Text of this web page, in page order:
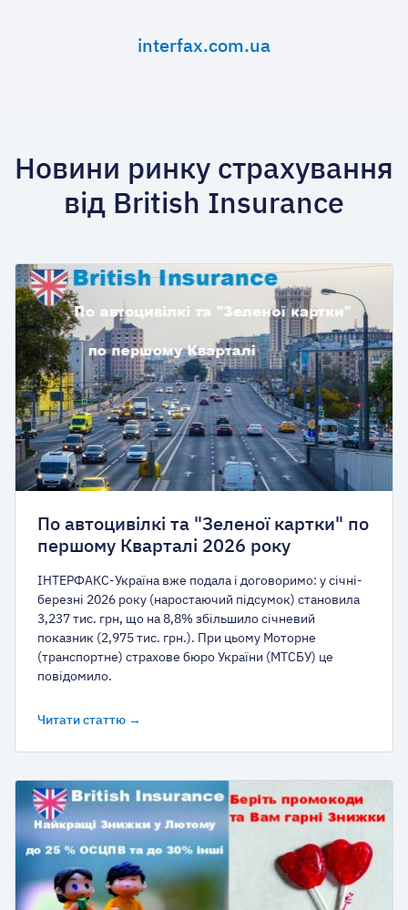
interfax.com.ua
Новини ринку страхування
від British Insurance
По автоцивілкі та "Зеленої картки" по
першому Кварталі 2026 року
ІНТЕРФАКС-Україна вже подала і договоримо: у січні-
березні 2026 року (наростаючий підсумок) становила
3,237 тис. грн, що на 8,8% збільшило січневий
показник (2,975 тис. грн.). При цьому Моторне
(транспортне) страхове бюро України (МТСБУ) це
повідомило.
Читати статтю →